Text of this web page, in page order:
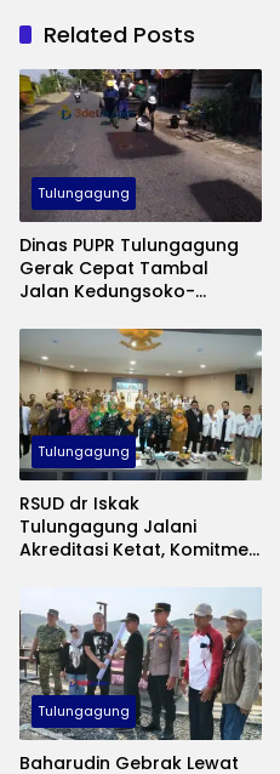
Related Posts
Tulungagung
Dinas PUPR Tulungagung
Gerak Cepat Tambal
Jalan Kedungsoko-
Coldmix
Tulungagung
RSUD dr Iskak
Tulungagung Jalani
Akreditasi Ketat, Komitmen
Kesehatan
Tulungagung
Baharudin Gebrak Lewat